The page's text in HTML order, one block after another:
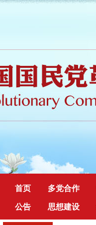
首页 多党合作
公告 思想建设